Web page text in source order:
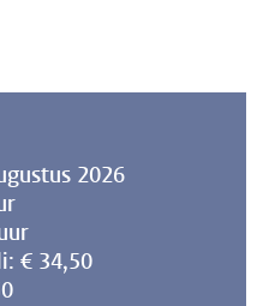
2026
€ 34,50